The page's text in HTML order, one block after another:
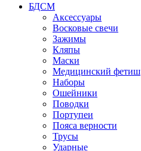
БДСМ
Аксессуары
Восковые свечи
Зажимы
Кляпы
Маски
Медицинский фетиш
Наборы
Ошейники
Поводки
Портупеи
Пояса верности
Трусы
Ударные